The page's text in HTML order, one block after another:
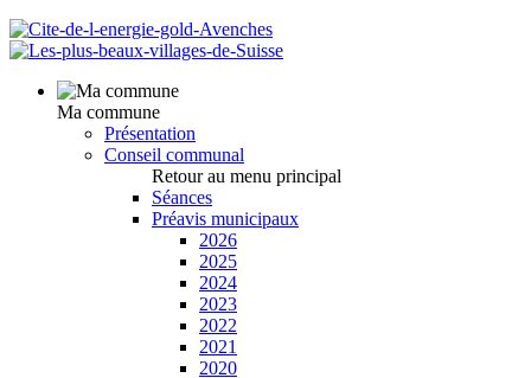
Ma commune
Présentation
Conseil communal
Retour au menu principal
Séances
Préavis municipaux
2026
2025
2024
2023
2022
2021
2020